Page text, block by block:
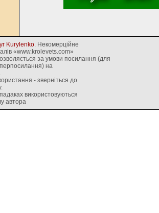
Kurylenko. Некомерційне
«www.krolevets.com»
за умови посилання (для
на
- зверніться до
використовуються
автора